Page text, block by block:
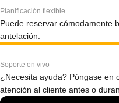
Planificación flexible
Puede reservar cómodamente
antelación.
Soporte en vivo
¿Necesita ayuda? Póngase en
atención al cliente antes o